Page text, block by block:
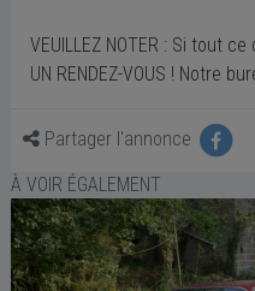
VEUILLEZ NOTER : Si tout
UN RENDEZ-VOUS ! Notre
Partager l'annonce
À VOIR ÉGALEMENT